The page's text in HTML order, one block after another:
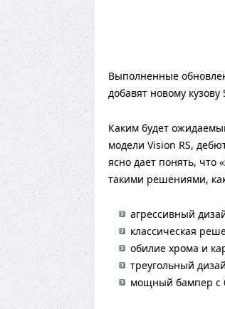
Выполненные
добавят новому
Каким будет
модели Vision RS,
ясно дает понять, что
такими решениями,
агрессивный
классическая
обилие хрома и
треугольный
мощный бампер с